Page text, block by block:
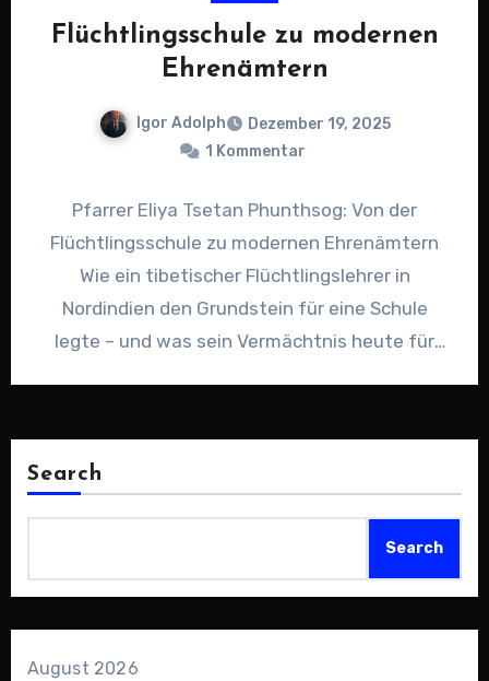
Flüchtlingsschule zu modernen
Ehrenämtern
Igor Adolph
Dezember 19, 2025
1 Kommentar
Pfarrer Eliya Tsetan Phunthsog: Von der
Flüchtlingsschule zu modernen Ehrenämtern
Wie ein tibetischer Flüchtlingslehrer in
Nordindien den Grundstein für eine Schule
legte – und was sein Vermächtnis heute für
Search
Search
August 2026